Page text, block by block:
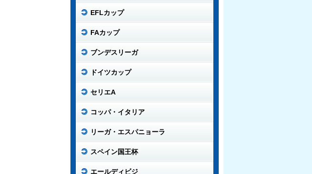
EFLカップ
FAカップ
ブンデスリーガ
ドイツカップ
セリエA
コッパ・イタリア
リーガ・エスパニョーラ
スペイン国王杯
エールディビジ